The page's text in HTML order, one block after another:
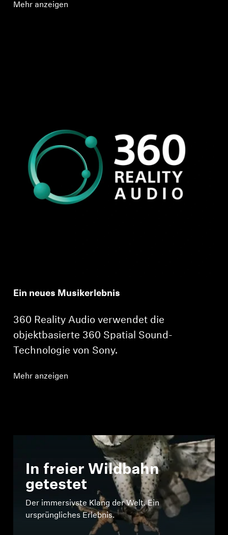
Mehr anzeigen
Ein neues Musikerlebnis
360 Reality Audio verwendet die
objektbasierte 360 Spatial Sound-
Technologie von Sony.
Mehr anzeigen
In freier Wildbahn
getestet
Der immersivste Klang der Welt. Ein
ursprüngliches Erlebnis.